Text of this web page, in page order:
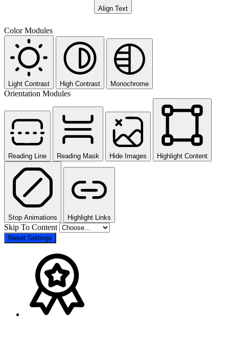
Align Text
Color Modules
Light Contrast High Contrast Monochrome
Orientation Modules
Reading Line Reading Mask Hide Images Highlight Content
Stop Animations Highlight Links
Skip To Content
Reset Settings